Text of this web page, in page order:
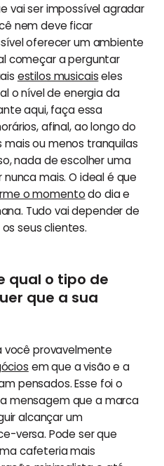
vai ser impossível agradar
nem deve ficar
oferecer um ambiente
começar a perguntar
estilos musicaiseles
o nível de energia da
aqui, faça essa
afinal, ao longo do
ou menos tranquilas
nada de escolher uma
mais. O ideal é que
o momentodo dia e
Tudo vai depender de
seus clientes.
qual o tipo de
que a sua
você provavelmente
em que a visão e a
pensados. Esse foi o
mensagem que a marca
alcançar um
versa. Pode ser que
cafeteria mais